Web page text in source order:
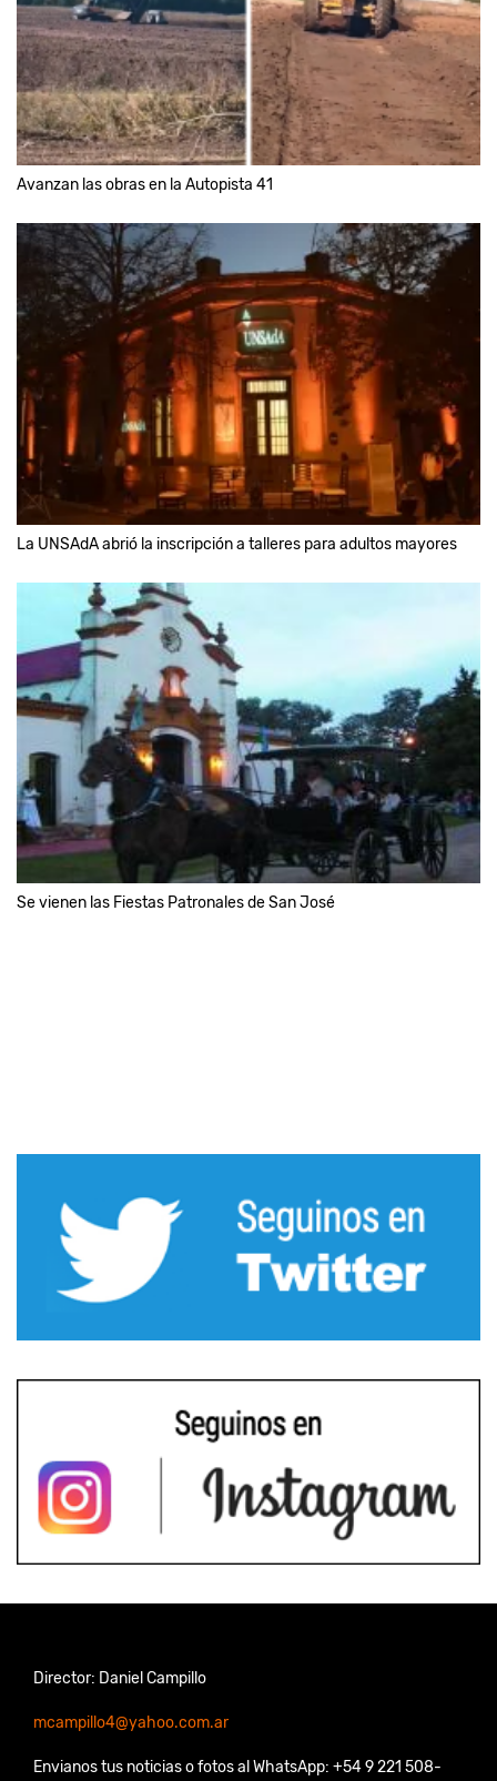
Avanzan las obras en la Autopista 41
La UNSAdA abrió la inscripción a talleres para adultos mayores
Se vienen las Fiestas Patronales de San José
Director: Daniel Campillo
mcampillo4@yahoo.com.ar
Envianos tus noticias o fotos al WhatsApp: +54 9 221 508-